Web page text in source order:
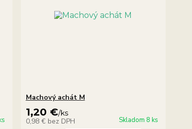
Machový achát M
1,20 €/ks
0,98 € bez DPH Skladom 8 ks